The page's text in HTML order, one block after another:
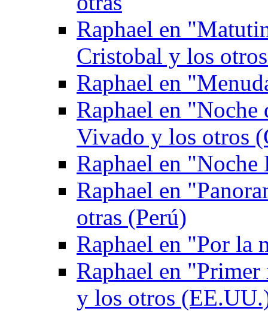
Raphael en
Cristobal y los
Raphael en
Raphael en
Vivado y los otros
Raphael en "Noche
Raphael en
otras (Perú)
Raphael en "Por la
Raphael en
y los otros